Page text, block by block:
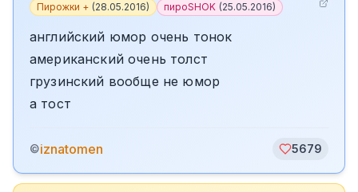
Пирожки + (28.05.2016) пироSHOK (25.05.2016)
английский юмор очень тонок
американский очень толст
грузинский вообще не юмор
а тост
©iznatomen 5679